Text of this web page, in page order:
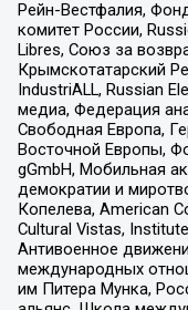
Рейн-Вестфалия,
комитет России,
Libres, Союз за
Крымскотатарский
IndustriALL, Russian
медиа, Федерация
Свободная Европа,
Восточной Европы,
gGmbH, Мобильная
демократии и
Копелева, American
Cultural Vistas,
Антивоенное
международных
им Питера Мунка,